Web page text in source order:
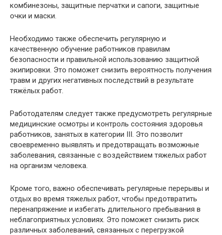
комбинезоны, защитные перчатки и сапоги, защитные
очки и маски.
Необходимо также обеспечить регулярную и
качественную обучение работников правилам
безопасности и правильной использованию защитной
экипировки. Это поможет снизить вероятность получения
травм и других негативных последствий в результате
тяжёлых работ.
Работодателям следует также предусмотреть регулярные
медицинские осмотры и контроль состояния здоровья
работников, занятых в категории III. Это позволит
своевременно выявлять и предотвращать возможные
заболевания, связанные с воздействием тяжелых работ
на организм человека.
Кроме того, важно обеспечивать регулярные перерывы и
отдых во время тяжелых работ, чтобы предотвратить
перенапряжение и избегать длительного пребывания в
неблагоприятных условиях. Это поможет снизить риск
различных заболеваний, связанных с перегрузкой